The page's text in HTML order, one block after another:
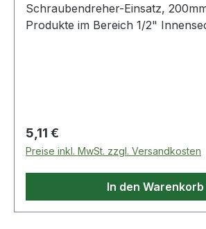
Schraubendreher-Einsatz, 200mm,
Produkte im Bereich 1/2" Innensechskant Bit-
Regulärer Preis:
5,11 €
Preise inkl. MwSt. zzgl. Versandkosten
In den Warenkorb